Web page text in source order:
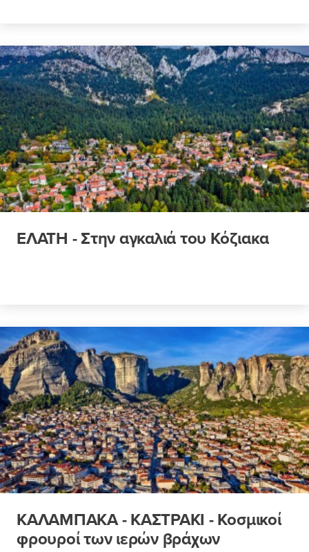
ΕΛΑΤΗ - Στην αγκαλιά του Κόζιακα
ΚΑΛΑΜΠΑΚΑ - ΚΑΣΤΡΑΚΙ - Κοσμικοί
φρουροί των ιερών βράχων